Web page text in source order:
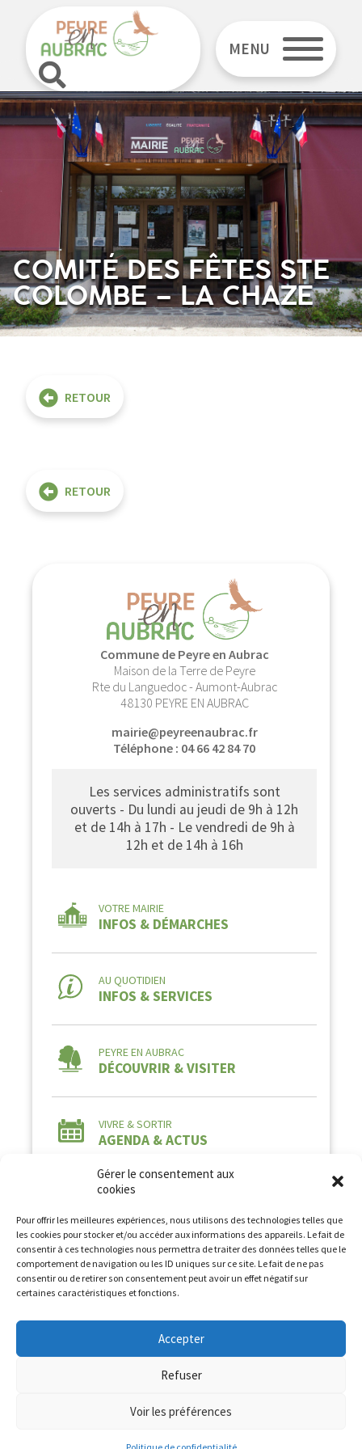
Gérer le consentement aux
cookies
Pour offrir les meilleures expériences, nous utilisons des technologies telles que
les cookies pour stocker et/ou accéder aux informations des appareils. Le fait de
consentir à ces technologies nous permettra de traiter des données telles que le
comportement de navigation ou les ID uniques sur ce site. Le fait de ne pas
consentir ou de retirer son consentement peut avoir un effet négatif sur
certaines caractéristiques et fonctions.
Accepter
Refuser
Voir les préférences
MENU
COMITÉ DES FÊTES STE
COLOMBE – LA CHAZE
RETOUR
RETOUR
Les services administratifs sont
ouverts - Du lundi au jeudi de 9h à 12h
et de 14h à 17h - Le vendredi de 9h à
12h et de 14h à 16h
Commune de Peyre en Aubrac
Maison de la Terre de Peyre
Rte du Languedoc - Aumont-Aubrac
48130 PEYRE EN AUBRAC
mairie@peyreenaubrac.fr
Téléphone : 04 66 42 84 70
VOTRE MAIRIE
INFOS & DÉMARCHES
AU QUOTIDIEN
INFOS & SERVICES
PEYRE EN AUBRAC
DÉCOUVRIR & VISITER
VIVRE & SORTIR
AGENDA & ACTUS
Tous droits réservés à la Commune de Peyre en
Aubrac2026 -Mentions légales-Politique de
confidentialité